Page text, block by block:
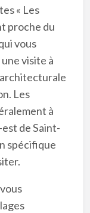
« Les
proche du
vous
visite à
Les
à
de Saint-
spécifique